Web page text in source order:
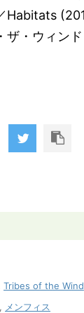
Habitats
ザ・ウィン
Tribes of the Wind
, メンフィス